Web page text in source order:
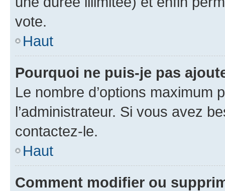
vote.
Haut
Pourquoi ne puis-je pas
Le nombre d’options maximum
l’administrateur. Si vous avez
contactez-le.
Haut
Comment modifier ou